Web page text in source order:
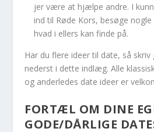
jer være at hjælpe andre. I
ind til Røde Kors, besøge
hvad i ellers kan finde på.
Har du flere ideer til date, så
nederst i dette indlæg. Alle
og anderledes date ideer er
FORTÆL OM DINE
GODE/DÅRLIGE